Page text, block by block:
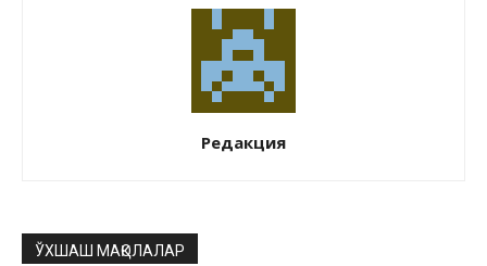
Редакция
ЎХШАШ МАҚОЛАЛАР